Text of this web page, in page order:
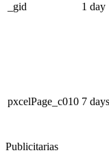
_gid 1 day
pxcelPage_c010 7 days
Publicitarias